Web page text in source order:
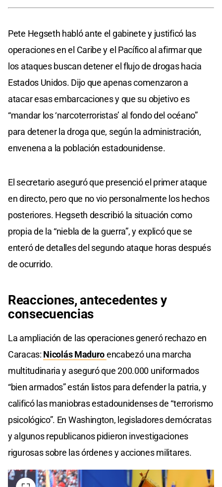
Pete Hegseth habló ante el gabinete y justificó las
operaciones en el Caribe y el Pacífico al afirmar que
los ataques buscan detener el flujo de drogas hacia
Estados Unidos. Dijo que apenas comenzaron a
atacar esas embarcaciones y que su objetivo es
“mandar los ‘narcoterroristas’ al fondo del océano”
para detener la droga que, según la administración,
envenena a la población estadounidense.
El secretario aseguró que presenció el primer ataque
en directo, pero que no vio personalmente los hechos
posteriores. Hegseth describió la situación como
propia de la “niebla de la guerra”, y explicó que se
enteró de detalles del segundo ataque horas después
de ocurrido.
Reacciones, antecedentes y
consecuencias
La ampliación de las operaciones generó rechazo en
Caracas: Nicolás Maduroencabezó una marcha
multitudinaria y aseguró que 200.000 uniformados
“bien armados” están listos para defender la patria, y
calificó las maniobras estadounidenses de “terrorismo
psicológico”. En Washington, legisladores demócratas
y algunos republicanos pidieron investigaciones
rigurosas sobre las órdenes y acciones militares.